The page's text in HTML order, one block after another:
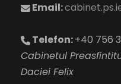
Email:
Telefon:+40 756
Cabinetul
Daciei Felix